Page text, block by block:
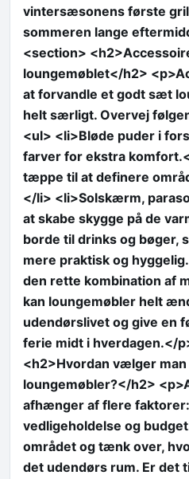
vintersæsonens første
sommeren lange
<section>
loungemøblet</h2>
at forvandle et godt sæt
helt særligt. Overvej
<ul> <li>Bløde puder i
farver for ekstra
tæppe til at definere
</li> <li>Solskærm,
at skabe skygge på de
borde til drinks og bøger,
mere praktisk og
den rette kombination af
kan loungemøbler helt
udendørslivet og give en
ferie midt i hverdagen.</
<h2>Hvordan vælger
loungemøbler?</h2>
afhænger af flere faktorer:
vedligeholdelse og
området og tænk over,
det udendørs rum. Er det